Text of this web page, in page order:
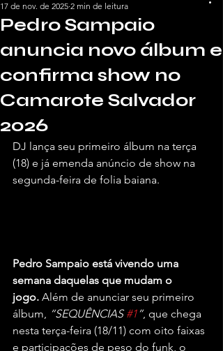
Pedro Sampaio
anuncia novo álbum e
confirma show no
Camarote Salvador
2026
17 de nov. de 2025 2 min de leitura
DJ lança seu primeiro álbum na terça
(18) e já emenda anúncio de show na
segunda-feira de folia baiana.
Pedro Sampaio está vivendo uma
semana daquelas que mudam o
jogo. Além de anunciar seu primeiro
álbum, “SEQUÊNCIAS #1”, que chega
nesta terça-feira (18/11) com oito faixas
e participações de peso do funk, o